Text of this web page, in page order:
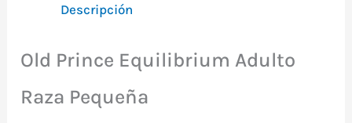
Descripción
Old Prince Equilibrium Adulto
Raza Pequeña